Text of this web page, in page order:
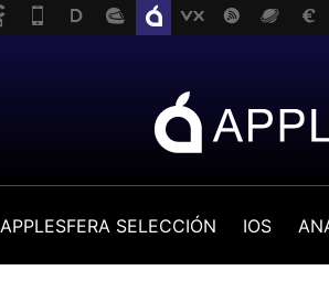
APPLESFERA SELECCIÓN IOS